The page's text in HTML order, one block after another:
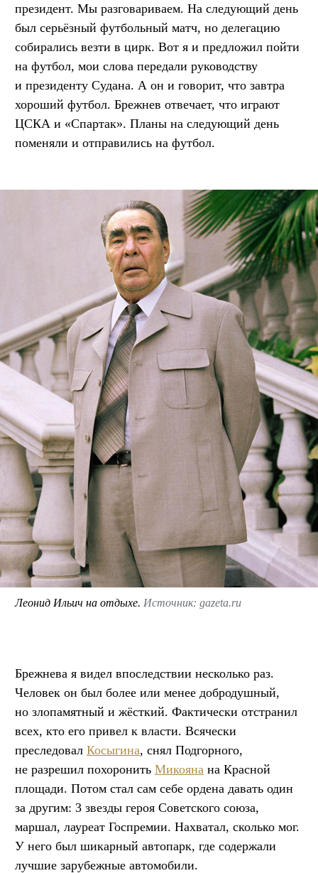
президент. Мы разговариваем. На следующий день
был серьёзный футбольный матч, но делегацию
собирались везти в цирк. Вот я и предложил пойти
на футбол, мои слова передали руководству
и президенту Судана. А он и говорит, что завтра
хороший футбол. Брежнев отвечает, что играют
ЦСКА и «Спартак». Планы на следующий день
поменяли и отправились на футбол.
Леонид Ильич на отдыхе. Источник: gazeta.ru
Брежнева я видел впоследствии несколько раз.
Человек он был более или менее добродушный,
но злопамятный и жёсткий. Фактически отстранил
всех, кто его привел к власти. Всячески
преследовал Косыгина, снял Подгорного,
не разрешил похоронить Микояна на Красной
площади. Потом стал сам себе ордена давать один
за другим: 3 звезды героя Советского союза,
маршал, лауреат Госпремии. Нахватал, сколько мог.
У него был шикарный автопарк, где содержали
лучшие зарубежные автомобили.